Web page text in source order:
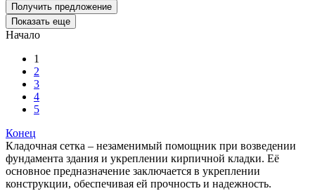
Получить предложение
Показать еще
Начало
1
2
3
4
5
Конец
Кладочная сетка – незаменимый помощник при возведении
фундамента здания и укреплении кирпичной кладки. Её
основное предназначение заключается в укреплении
конструкции, обеспечивая ей прочность и надежность.